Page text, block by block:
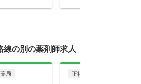
線の別の薬剤師求人
局 正社員